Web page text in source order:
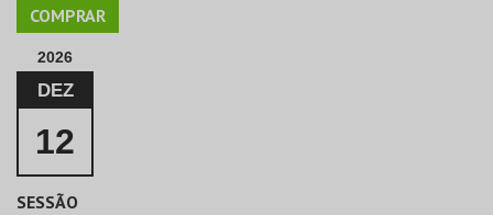
COMPRAR
2026
DEZ
12
SESSÃO